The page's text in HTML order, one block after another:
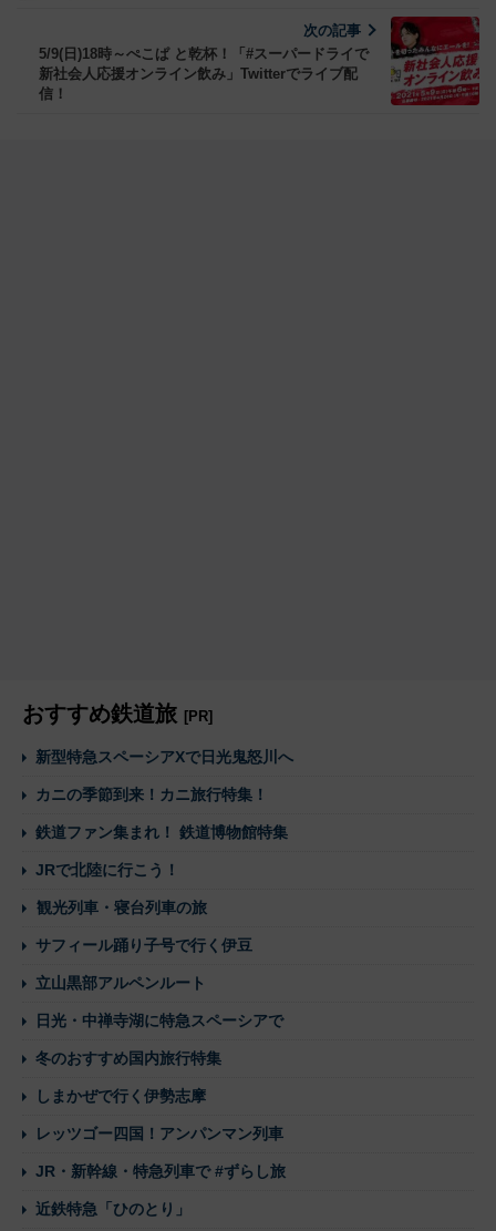
次の記事
5/9(日)18時～ぺこぱ と乾杯！「#スーパードライで
新社会人応援オンライン飲み」Twitterでライブ配
信！
おすすめ鉄道旅 [PR]
新型特急スペーシアXで日光鬼怒川へ
カニの季節到来！カニ旅行特集！
鉄道ファン集まれ！ 鉄道博物館特集
JRで北陸に行こう！
観光列車・寝台列車の旅
サフィール踊り子号で行く伊豆
立山黒部アルペンルート
日光・中禅寺湖に特急スペーシアで
冬のおすすめ国内旅行特集
しまかぜで行く伊勢志摩
レッツゴー四国！アンパンマン列車
JR・新幹線・特急列車で #ずらし旅
近鉄特急「ひのとり」